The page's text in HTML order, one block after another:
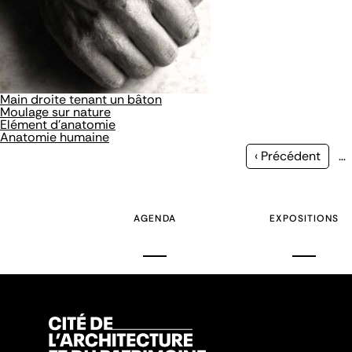
Main droite tenant un bâton
Moulage sur nature
Elément d'anatomie
Anatomie humaine
Page
‹ Précédent …
AGENDA EXPOSITIONS